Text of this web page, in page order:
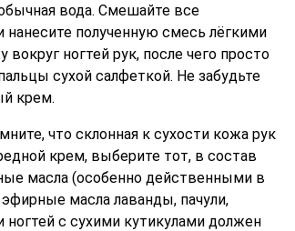
вода. Смешайте все
полученную смесь лёгкими
ногтей рук, после чего просто
сухой салфеткой. Не забудьте
крем.
что склонная к сухости кожа рук
крем, выберите тот, в состав
масла (особенно действенными в
масла лаванды, пачули,
ногтей с сухими кутикулами должен